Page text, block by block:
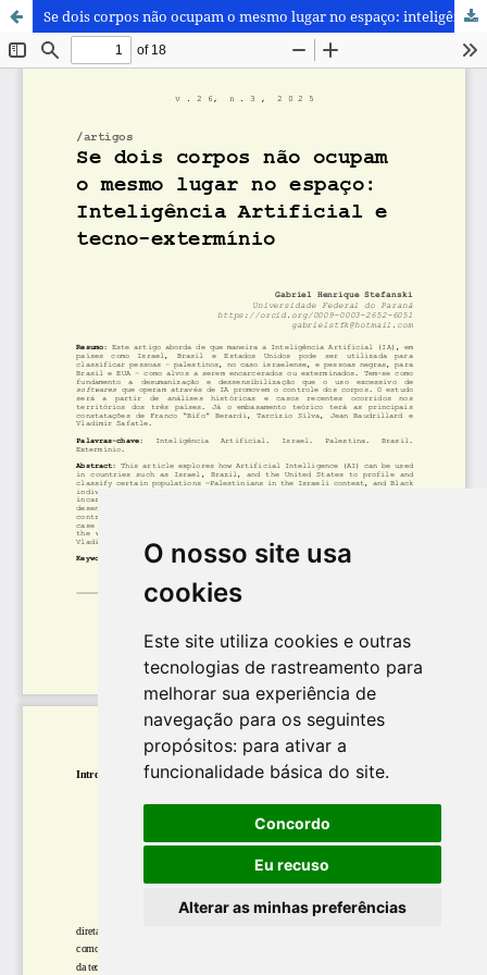
O nosso site usa
cookies
Este site utiliza cookies e outras
tecnologias de rastreamento para
melhorar sua experiência de
navegação para os seguintes
propósitos: para ativar a
funcionalidade básica do site.
Concordo
Eu recuso
Alterar as minhas preferências
Se dois corpos não ocupam o mesmo lugar no espaço: inteligência artificial e tecno-extermínio